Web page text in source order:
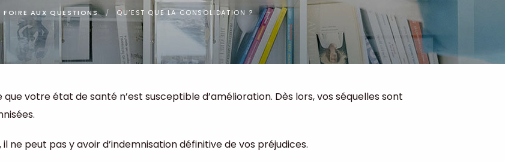
FOIRE AUX QUESTIONS QU’EST QUE LA CONSOLIDATION ?
votre état de santé n’est susceptible d’amélioration. Dès lors, vos séquelles sont
peut pas y avoir d’indemnisation définitive de vos préjudices.